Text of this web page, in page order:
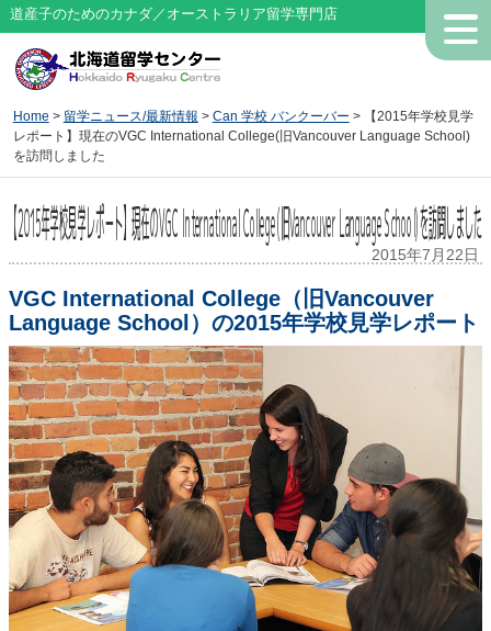
道産子のためのカナダ／オーストラリア留学専門店
Home > 留学ニュース/最新情報 > Can 学校 バンクーバー > 【2015年学校見学
レポート】現在のVGC International College(旧Vancouver Language School)
を訪問しました
【2015年学校見学レポート】現在のVGC International College(旧Vancouver Language School)を訪問しました
2015年7月22日
VGC International College（旧Vancouver
Language School）の2015年学校見学レポート